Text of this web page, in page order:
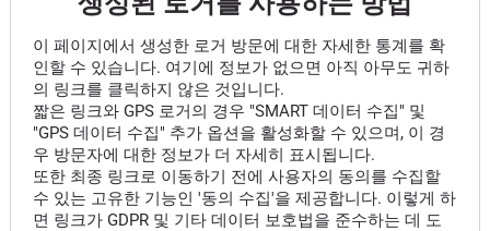
이 페이지에서 생성한 로거 방문에 대한 자세한 통계를 확
인할 수 있습니다. 여기에 정보가 없으면 아직 아무도 귀하
의 링크를 클릭하지 않은 것입니다.
짧은 링크와 GPS 로거의 경우 "SMART 데이터 수집" 및
"GPS 데이터 수집" 추가 옵션을 활성화할 수 있으며, 이 경
우 방문자에 대한 정보가 더 자세히 표시됩니다.
또한 최종 링크로 이동하기 전에 사용자의 동의를 수집할
수 있는 고유한 기능인 '동의 수집'을 제공합니다. 이렇게 하
면 링크가 GDPR 및 기타 데이터 보호법을 준수하는 데 도